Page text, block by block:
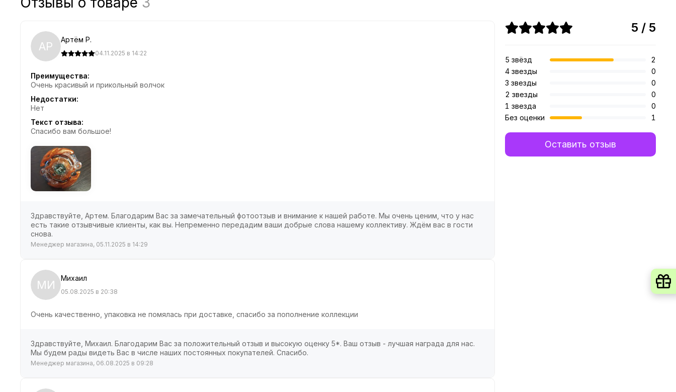
АР Артём Р.
04.11.2025 в 14:22
Преимущества:
Очень красивый и прикольный волчок
Недостатки:
Нет
Текст отзыва:
Спасибо вам большое!
Здравствуйте, Артем. Благодарим Вас за замечательный фотоотзыв и внимание к нашей работе. Мы очень ценим, что у нас
есть такие отзывчивые клиенты, как вы. Непременно передадим ваши добрые слова нашему коллективу. Ждём вас в гости
снова.
Менеджер магазина, 05.11.2025 в 14:29
МИ Михаил
05.08.2025 в 20:38
Очень качественно, упаковка не помялась при доставке, спасибо за пополнение коллекции
Здравствуйте, Михаил. Благодарим Вас за положительный отзыв и высокую оценку 5*. Ваш отзыв - лучшая награда для нас.
Мы будем рады видеть Вас в числе наших постоянных покупателей. Спасибо.
Менеджер магазина, 06.08.2025 в 09:28
5 / 5
5 звёзд
2
4 звезды
0
3 звезды
0
2 звезды
0
1 звезда
0
Без оценки
1
Оставить отзыв